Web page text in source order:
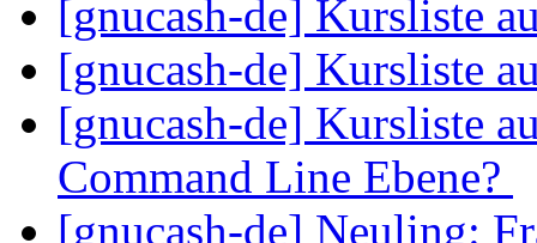
[gnucash-de] Kursliste
[gnucash-de] Kursliste
[gnucash-de] Kursliste
Command Line Ebene?
[gnucash-de] Neuling: